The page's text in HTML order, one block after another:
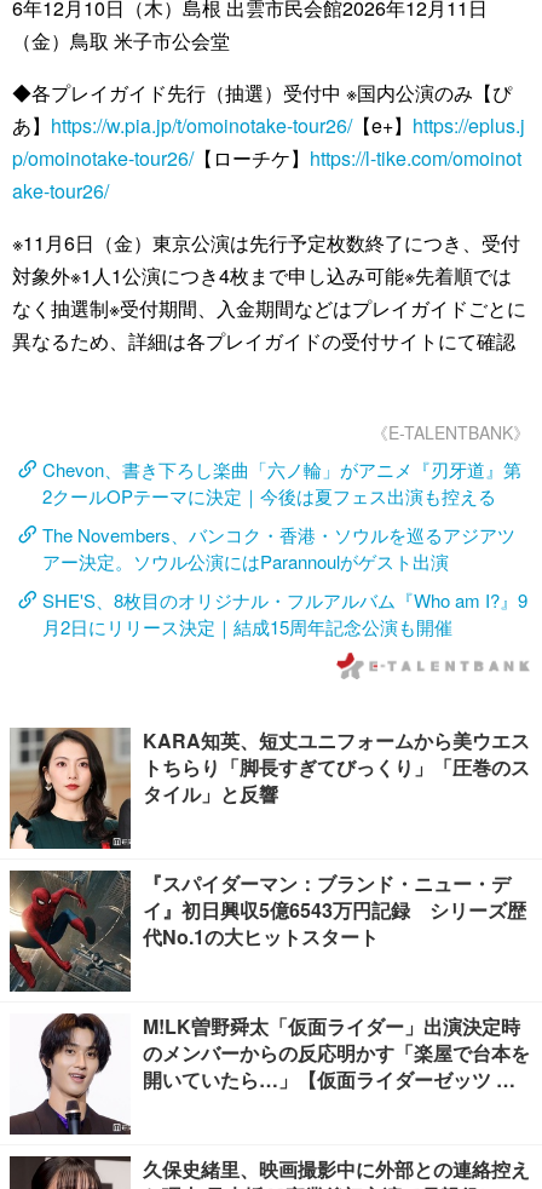
6年12月10日（木）島根 出雲市民会館2026年12月11日
（金）鳥取 米子市公会堂
◆各プレイガイド先行（抽選）受付中 ※国内公演のみ【ぴ
あ】 https://w.pia.jp/t/omoinotake-tour26/【e+】 https://eplus.j
p/omoinotake-tour26/【ローチケ】 https://l-tike.com/omoinot
ake-tour26/
※11月6日（金）東京公演は先行予定枚数終了につき、受付
対象外※1人1公演につき4枚まで申し込み可能※先着順では
なく抽選制※受付期間、入金期間などはプレイガイドごとに
異なるため、詳細は各プレイガイドの受付サイトにて確認
《E-TALENTBANK》
Chevon、書き下ろし楽曲「六ノ輪」がアニメ『刃牙道』第
2クールOPテーマに決定｜今後は夏フェス出演も控える
The Novembers、バンコク・香港・ソウルを巡るアジアツ
アー決定。ソウル公演にはParannoulがゲスト出演
SHE'S、8枚目のオリジナル・フルアルバム『Who am I?』9
月2日にリリース決定｜結成15周年記念公演も開催
KARA知英、短丈ユニフォームから美ウエス
トちらり「脚長すぎてびっくり」「圧巻のス
タイル」と反響
『スパイダーマン：ブランド・ニュー・デ
イ』初日興収5億6543万円記録 シリーズ歴
代No.1の大ヒットスタート
M!LK曽野舜太「仮面ライダー」出演決定時
のメンバーからの反応明かす「楽屋で台本を
開いていたら…」【仮面ライダーゼッツ さ
久保史緒里、映画撮影中に外部との連絡控え